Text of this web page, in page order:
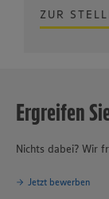
ZUR
Ergreifen
Nichts dabei? Wir
Jetzt bewerben